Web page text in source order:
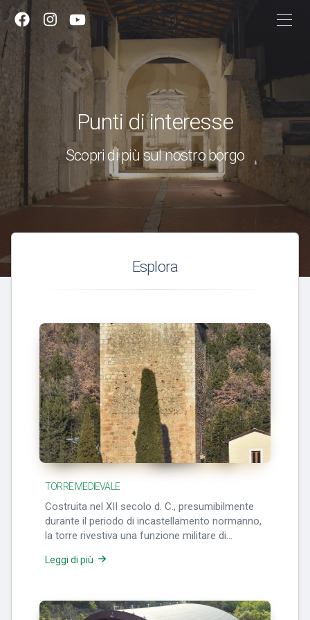
Punti di interesse
Scopri di più sul nostro borgo
Esplora
TORRE MEDIEVALE
Costruita nel XII secolo d. C., presumibilmente
durante il periodo di incastellamento normanno,
la torre rivestiva una funzione militare di
Valeria. Costituisce, con ogni probabilità, una
L'altezza della torre, ridotta a seguito di crolli
Leggi di più